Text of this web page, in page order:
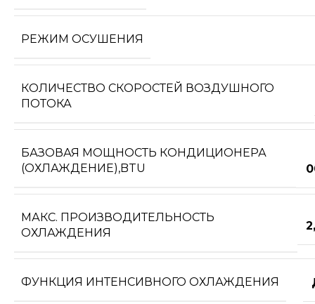
РЕЖИМ ОСУШЕНИЯ
КОЛИЧЕСТВО СКОРОСТЕЙ ВОЗДУШНОГО
ПОТОКА
БАЗОВАЯ МОЩНОСТЬ КОНДИЦИОНЕРА
(ОХЛАЖДЕНИЕ),BTU
МАКС. ПРОИЗВОДИТЕЛЬНОСТЬ
ОХЛАЖДЕНИЯ
ФУНКЦИЯ ИНТЕНСИВНОГО ОХЛАЖДЕНИЯ